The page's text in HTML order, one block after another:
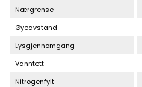
Nærgrense
Øyeavstand
Lysgjennomgang
Vanntett
Nitrogenfylt